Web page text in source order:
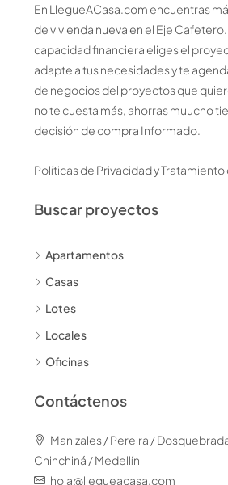
En LlegueACasa.com encuentras
de vivienda nueva en el Eje
capacidad financiera eliges el
adapte a tus necesidades y te
de negocios del proyectos que
no te cuesta más, ahorras muucho
decisión de compra Informado.
Políticas de Privacidad y
Buscar proyectos
Apartamentos
Casas
Lotes
Locales
Oficinas
Contáctenos
Manizales / Pereira /
Chinchiná / Medellín
hola@llegueacasa.com